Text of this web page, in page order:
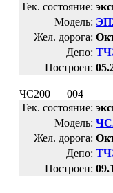
Тек. состояние:
Модель:
Жел. дорога:
Депо:
Построен:
ЧС200 — 004
Тек. состояние:
Модель:
Жел. дорога:
Депо:
Построен: